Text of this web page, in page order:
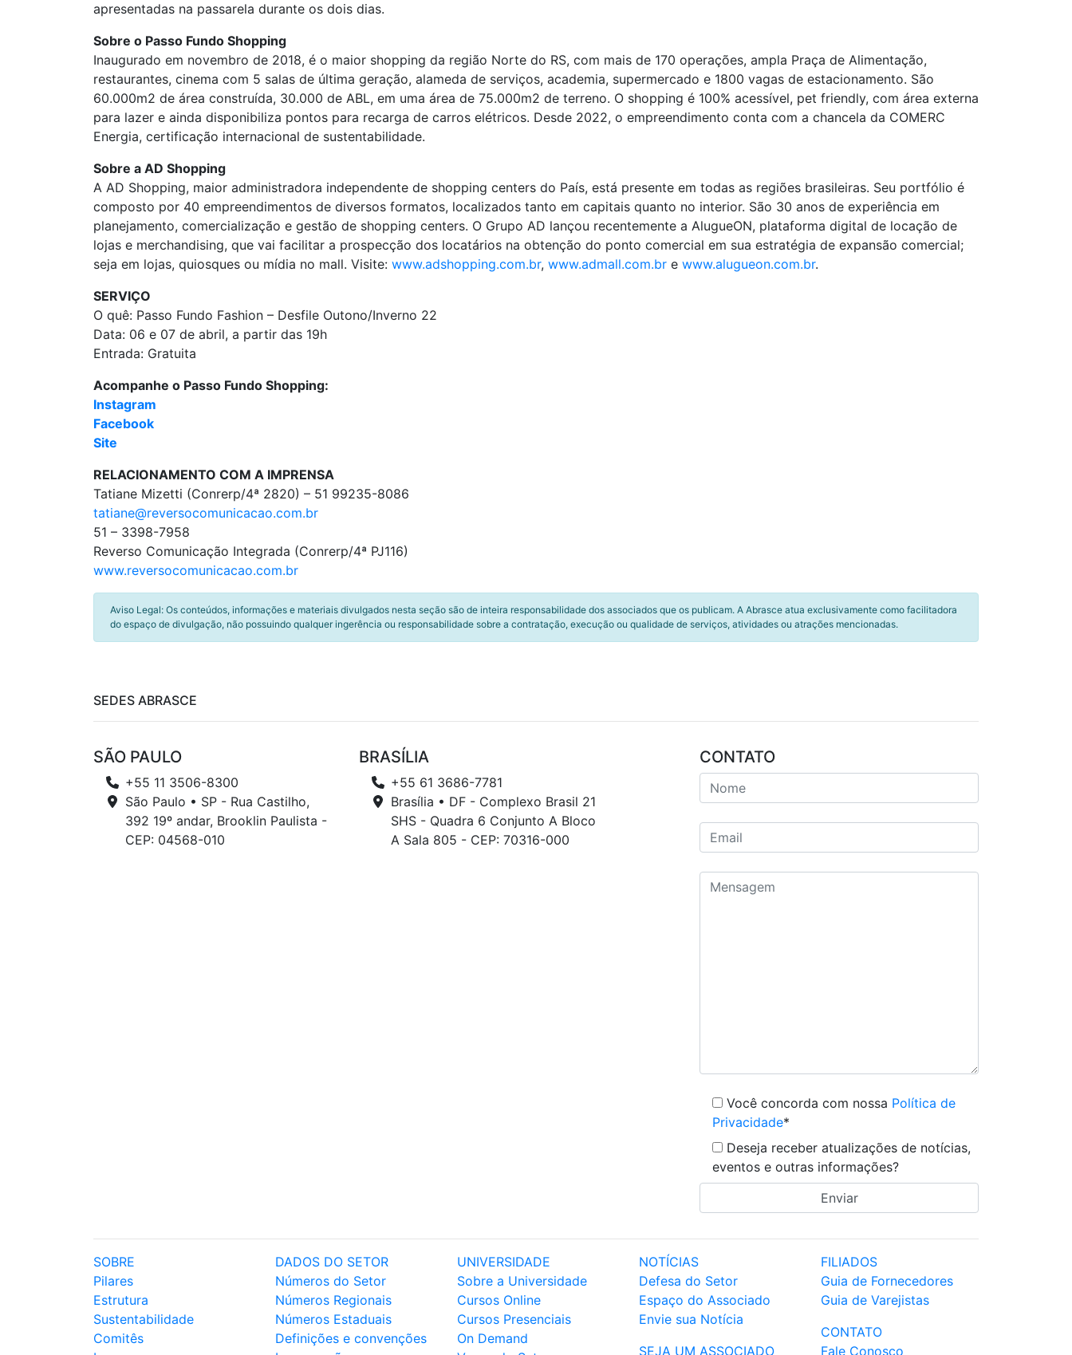
apresentadas na passarela durante os dois dias.
Sobre o Passo Fundo Shopping
Inaugurado em novembro de 2018, é o maior shopping da região Norte do RS, com mais de 170 operações, ampla Praça de Alimentação,
restaurantes, cinema com 5 salas de última geração, alameda de serviços, academia, supermercado e 1800 vagas de estacionamento. São
60.000m2 de área construída, 30.000 de ABL, em uma área de 75.000m2 de terreno. O shopping é 100% acessível, pet friendly, com área externa
para lazer e ainda disponibiliza pontos para recarga de carros elétricos. Desde 2022, o empreendimento conta com a chancela da COMERC
Energia, certificação internacional de sustentabilidade.
Sobre a AD Shopping
A AD Shopping, maior administradora independente de shopping centers do País, está presente em todas as regiões brasileiras. Seu portfólio é
composto por 40 empreendimentos de diversos formatos, localizados tanto em capitais quanto no interior. São 30 anos de experiência em
planejamento, comercialização e gestão de shopping centers. O Grupo AD lançou recentemente a AlugueON, plataforma digital de locação de
lojas e merchandising, que vai facilitar a prospecção dos locatários na obtenção do ponto comercial em sua estratégia de expansão comercial;
seja em lojas, quiosques ou mídia no mall. Visite: www.adshopping.com.br, www.admall.com.br e www.alugueon.com.br.
SERVIÇO
O quê: Passo Fundo Fashion – Desfile Outono/Inverno 22
Data: 06 e 07 de abril, a partir das 19h
Entrada: Gratuita
Acompanhe o Passo Fundo Shopping:
Instagram
Facebook
Site
RELACIONAMENTO COM A IMPRENSA
Tatiane Mizetti (Conrerp/4ª 2820) – 51 99235-8086
tatiane@reversocomunicacao.com.br
51 – 3398-7958
Reverso Comunicação Integrada (Conrerp/4ª PJ116)
www.reversocomunicacao.com.br
Aviso Legal: Os conteúdos, informações e materiais divulgados nesta seção são de inteira responsabilidade dos associados que os publicam. A Abrasce atua exclusivamente como facilitadora
do espaço de divulgação, não possuindo qualquer ingerência ou responsabilidade sobre a contratação, execução ou qualidade de serviços, atividades ou atrações mencionadas.
SEDES ABRASCE
SÃO PAULO
+55 11 3506-8300
São Paulo • SP - Rua Castilho,
392 19º andar, Brooklin Paulista -
CEP: 04568-010
BRASÍLIA
+55 61 3686-7781
Brasília • DF - Complexo Brasil 21
SHS - Quadra 6 Conjunto A Bloco
A Sala 805 - CEP: 70316-000
CONTATO
Você concorda com nossa Política de
Privacidade*
Deseja receber atualizações de notícias,
eventos e outras informações?
SOBRE
Pilares
Estrutura
Sustentabilidade
Comitês
DADOS DO SETOR
Números do Setor
Números Regionais
Números Estaduais
Definições e convenções
UNIVERSIDADE
Sobre a Universidade
Cursos Online
Cursos Presenciais
On Demand
NOTÍCIAS
Defesa do Setor
Espaço do Associado
Envie sua Notícia
SEJA UM ASSOCIADO
FILIADOS
Guia de Fornecedores
Guia de Varejistas
CONTATO
Fale Conosco